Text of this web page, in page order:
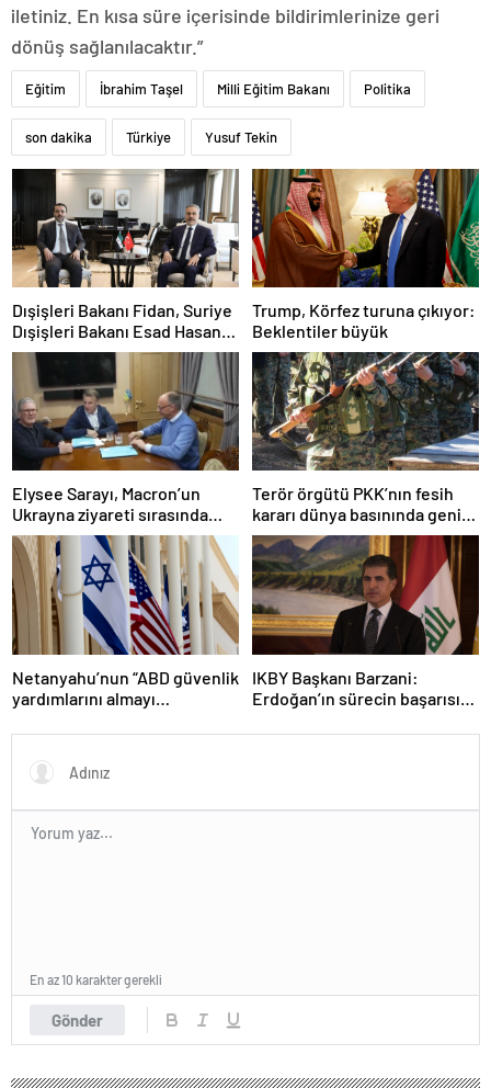
iletiniz. En kısa süre içerisinde bildirimlerinize geri
dönüş sağlanılacaktır.”
Eğitim İbrahim Taşel Milli Eğitim Bakanı Politika
son dakika Türkiye Yusuf Tekin
Dışişleri Bakanı Fidan, Suriye
Dışişleri Bakanı Esad Hasan
Şeybani ile görüştü
Trump, Körfez turuna çıkıyor:
Beklentiler büyük
Elysee Sarayı, Macron’un
Ukrayna ziyareti sırasında
trende uyuşturucu kullandığı
iddiasını yalanladı
Terör örgütü PKK’nın fesih
kararı dünya basınında geniş
yer buldu
Netanyahu’nun “ABD güvenlik
yardımlarını almayı
kalabileceklerini” söylediği
iddiası
IKBY Başkanı Barzani:
Erdoğan’ın sürecin başarısı
takdirle karşılıyoruz
Gönder
En az 10 karakter gerekli